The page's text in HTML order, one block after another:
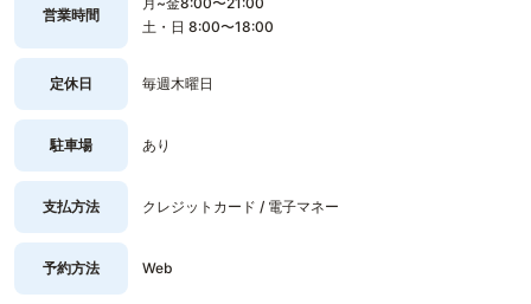
営業時間
土・日 8:00〜18:00
定休日 毎週木曜日
駐車場 あり
支払方法 クレジットカード / 電子マネー
予約方法 Web